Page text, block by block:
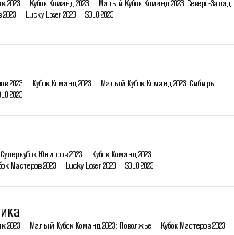
2023 Кубок Команд 2023
Малый Кубок Команд 2023: Северо-Запад
2023 Lucky Loser 2023 SOLO 2023
2023 Кубок Команд 2023
Малый Кубок Команд 2023: Сибирь
2023
Суперкубок Юниоров 2023
Кубок Команд 2023
Мастеров 2023 Lucky Loser 2023 SOLO 2023
2023 Малый Кубок Команд 2023: Поволжье
Кубок Мастеров 2023